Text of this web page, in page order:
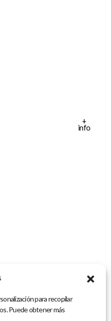
para recopilar
Puede obtener más
+
info